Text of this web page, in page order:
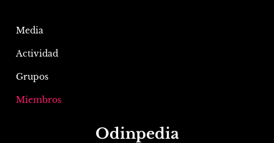
Media
Actividad
Grupos
Miembros
Odinpedia